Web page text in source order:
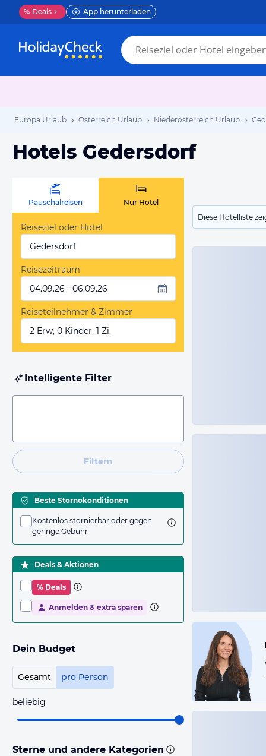
% Deals App herunterladen
Europa Urlaub Österreich Urlaub Niederösterreich Urlaub
Hotels Gedersdorf
Diese Hotelliste
Pauschalreisen Nur Hotel
Reiseziel oder Hotel
Gedersdorf
Reisezeitraum
04.09.26 - 06.09.26
Reiseteilnehmer & Zimmer
2 Erw, 0 Kinder, 1 Zi.
Intelligente Filter
Filtern
Beste Stornokonditionen
Kostenlos stornierbar oder gegen
geringe Gebühr
Deals & Aktionen
% Deals
Anmelden & extra sparen
Dein Budget
Gesamt pro Person
beliebig
Sterne und andere Kategorien